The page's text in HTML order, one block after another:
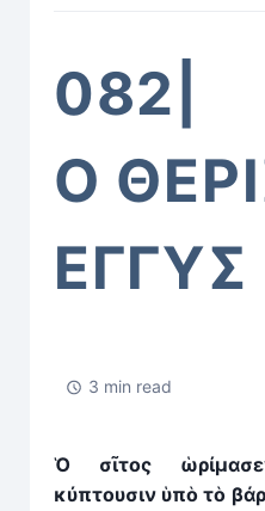
082|
Ὁ
ἘΓΓΎΣ
3 min read
Ὁ σῖτος
κύπτουσιν ὑπὸ τὸ